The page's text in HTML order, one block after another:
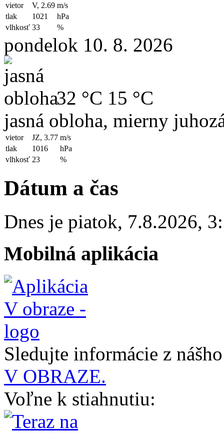
vietor V, 2.69 m/s
tlak
1021
hPa
vlhkosť 33 %
pondelok 10. 8. 2026
32 °C 15 °C
jasná obloha, mierny
vietor JZ, 3.77 m/s
tlak
1016
hPa
vlhkosť 23 %
Dátum a čas
Dnes je piatok, 7.8.2026,
Mobilná aplikácia
Sledujte informácie z
V OBRAZE.
Voľne k stiahnutiu: